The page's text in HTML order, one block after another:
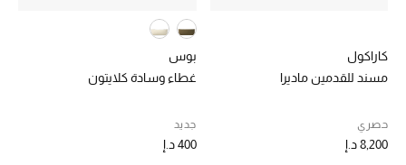
كاراكول
مسند للقدمين ماديرا
حصري
8,200 د.إ
بوس
غطاء وسادة كلايتون
جديد
400 د.إ